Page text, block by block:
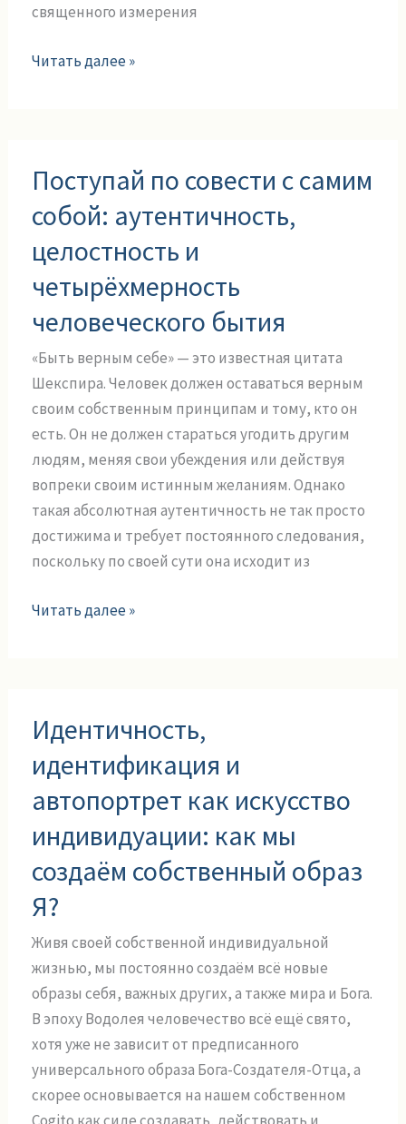
священного измерения
Читать далее »
Поступай по совести с самим
собой: аутентичность,
целостность и
четырёхмерность
человеческого бытия
«Быть верным себе» — это известная цитата
Шекспира. Человек должен оставаться верным
своим собственным принципам и тому, кто он
есть. Он не должен стараться угодить другим
людям, меняя свои убеждения или действуя
вопреки своим истинным желаниям. Однако
такая абсолютная аутентичность не так просто
достижима и требует постоянного следования,
поскольку по своей сути она исходит из
по
совести
с
самим
собой:
аутентичность,
целостность
и
четырёхмерность
человеческого
бытия
Читать далее »
Идентичность,
идентификация и
автопортрет как искусство
индивидуации: как мы
создаём собственный образ
Я?
Живя своей собственной индивидуальной
жизнью, мы постоянно создаём всё новые
образы себя, важных других, а также мира и Бога.
В эпоху Водолея человечество всё ещё свято,
хотя уже не зависит от предписанного
универсального образа Бога-Создателя-Отца, а
скорее основывается на нашем собственном
идентификация
автопортрет
как
искусство
индивидуации:
как
мы